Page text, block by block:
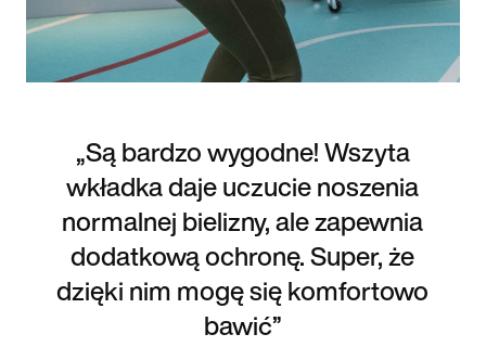
„Są bardzo wygodne! Wszyta
wkładka daje uczucie noszenia
normalnej bielizny, ale zapewnia
dodatkową ochronę. Super, że
dzięki nim mogę się komfortowo
bawić”